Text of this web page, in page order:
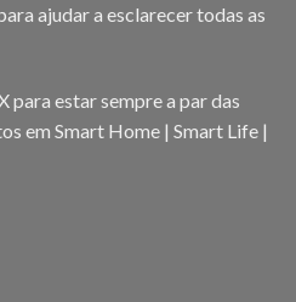
ajudar a esclarecer todas as
para estar sempre a par das
em Smart Home | Smart Life |